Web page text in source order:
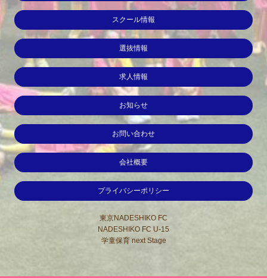
スクール情報
選抜情報
求人情報
お知らせ
お問い合わせ
会社概要
プライバシーポリシー
東京NADESHIKO FC
NADESHIKO FC U-15
学童保育 next Stage